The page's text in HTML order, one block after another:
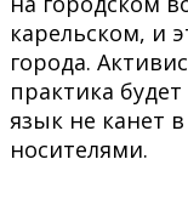
карельском, и
города.
практика
язык не канет
носителями.